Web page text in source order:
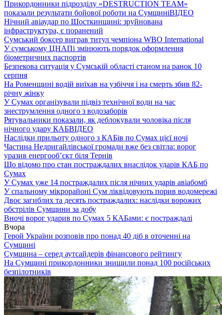
Прикордонники підрозділу «DESTRUCTION TEAM»
показали результати бойової роботи на СумщиніВІДЕО
Нічний авіаудар по Шосткинщині: зруйнована
інфраструктура, є поранений
Сумський боксер виграв титул чемпіона WBO International
У сумському ЦНАПі змінюють порядок оформлення
біометричних паспортів
Безпекова ситуація у Сумській області станом на ранок 10
серпня
На Роменщині водій виїхав на узбіччя і на смерть збив 82-
річну жінку
У Сумах організували підвіз технічної води на час
знеструмлення одного з водозаборів
Рятувальники показали, як деблокували чоловіка після
нічного удару КАБВІДЕО
Наслідки прильоту одного з КАБів по Сумах цієї ночі
Частина Недригайлівської громади вже без світла: ворог
уразив енергооб’єкт біля Тернів
Що відомо про стан постраждалих внаслідок ударів КАБ по
Сумах
У Сумах уже 14 постраждалих після нічних ударів авіабомб
У спальному мікрорайоні Сум ліквідовують порив водомережі
Двоє загиблих та десять постраждалих: наслідки ворожих
обстрілів Сумщини за добу
Вночі ворог ударив по Сумах 5 КАБами: є постраждалі
Вчора
Герой України розповів про понад 40 діб в оточенні на
Сумщині
Сумщина – серед аутсайдерів фінансового рейтингу
На Сумщині прикордонники знищили понад 100 російських
безпілотників